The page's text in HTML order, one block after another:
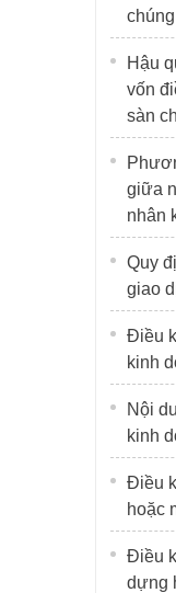
Hậu
vốn
sàn
giữa
nhân
Quy
giao
Điều
kinh
Nội
kinh
Điều
hoặc
Điều
dựng